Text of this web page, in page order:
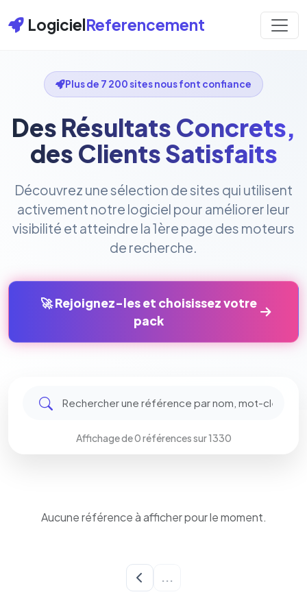
LogicielReferencement
Plus de 7 200 sites nous font confiance
Des Résultats Concrets,
des Clients Satisfaits
Découvrez une sélection de sites qui utilisent
activement notre logiciel pour améliorer leur
visibilité et atteindre la 1ère page des moteurs
de recherche.
🚀 Rejoignez-les et choisissez votre
pack
Affichage de 0 références sur 1330
Aucune référence à afficher pour le moment.
...